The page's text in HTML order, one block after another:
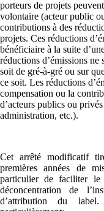
porteurs de projets
volontaire (acteur public
contributions à des
projets. Ces réductions
bénéficiaire à la suite
réductions d’émissions ne
soit de gré-à-gré ou sur
ce soit. Les réductions
compensation ou la
d’acteurs publics ou
administration, etc.).
Cet arrêté modificatif
premières années de
particulier de faciliter le
déconcentration de
d’attribution du